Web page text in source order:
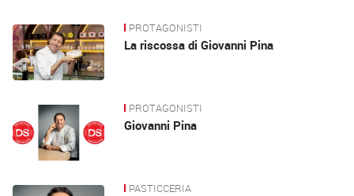
PROTAGONISTI
La riscossa di Giovanni Pina
PROTAGONISTI
Giovanni Pina
PASTICCERIA